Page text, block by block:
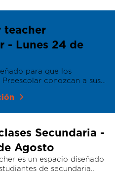
teacher
- Lunes 24 de
para que los
conozcan a sus
Secundaria -
Agosto
es un espacio diseñado
de secundaria